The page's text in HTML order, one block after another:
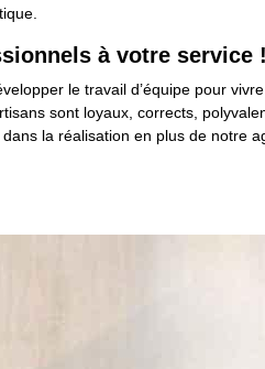
à votre service !
le travail d’équipe pour
sont loyaux, corrects,
la réalisation en plus de notre